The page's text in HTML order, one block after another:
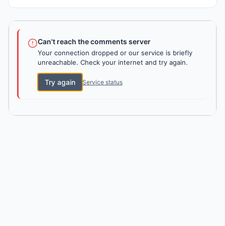
Can't reach the comments server
Your connection dropped or our service is briefly
unreachable. Check your internet and try again.
Try again Service status